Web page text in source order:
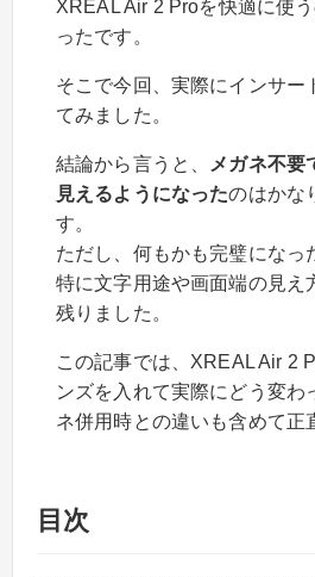
XREAL Air 2 Proを快適に使
ったです。
そこで今回、実際にインサー
てみました。
結論から言うと、
メガネ不要
見えるようになったのはかな
す。
ただし、何もかも完璧になっ
特に文字用途や画面端の見え
残りました。
この記事では、XREAL Air 2
ンズを入れて実際にどう変わ
ネ併用時との違いも含めて正
目次